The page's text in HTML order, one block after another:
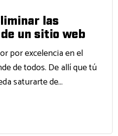
las
un sitio web
por excelencia en el
de todos. De allí que tú
saturarte de...